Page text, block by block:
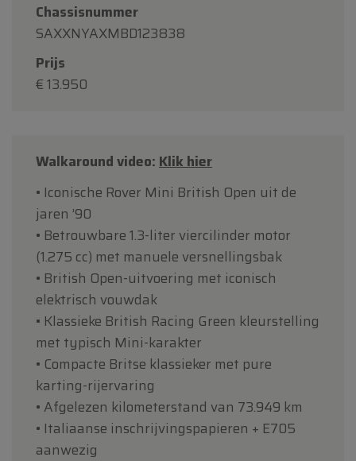
Chassisnummer
SAXXNYAXMBD123838
Prijs
€ 13.950
Walkaround video: Klik hier
• Iconische Rover Mini British Open uit de
jaren ’90
• Betrouwbare 1.3-liter viercilinder motor
(1.275 cc) met manuele versnellingsbak
• British Open-uitvoering met iconisch
elektrisch vouwdak
• Klassieke British Racing Green kleurstelling
met typisch Mini-karakter
• Compacte Britse klassieker met pure
karting-rijervaring
• Afgelezen kilometerstand van 73.949 km
• Italiaanse inschrijvingspapieren + E705
aanwezig